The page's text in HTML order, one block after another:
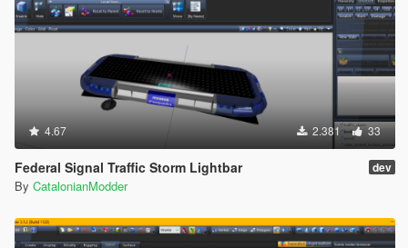
4.67 2.381 33
Federal Signal Traffic Storm Lightbar dev
By CatalonianModder